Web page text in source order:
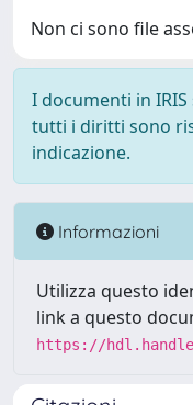
Non ci sono file
I documenti in
tutti i diritti sono
indicazione.
Informazioni
Utilizza questo
link a questo
https://